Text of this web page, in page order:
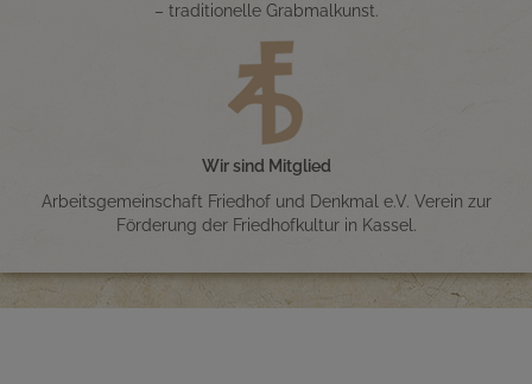
– traditionelle Grabmalkunst.
Wir sind Mitglied
Arbeitsgemeinschaft Friedhof und Denkmal e.V. Verein zur
Förderung der Friedhofkultur in Kassel.